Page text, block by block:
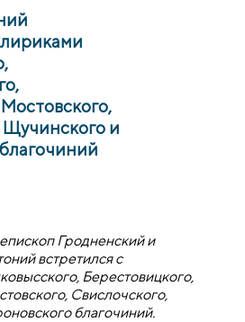
Щучинского и
Гродненский и
встретился с
Берестовицкого,
Свислочского,
благочиний.